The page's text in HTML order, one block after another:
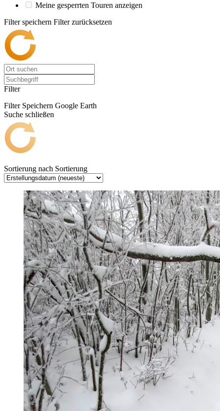
Meine gesperrten Touren anzeigen
Filter speichern Filter zurücksetzen
Filter
Filter Speichern Google Earth
Suche schließen
Sortierung nach Sortierung